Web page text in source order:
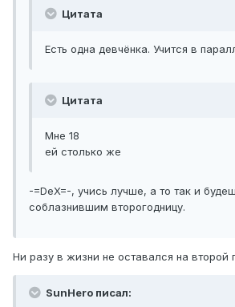
Цитата
Есть одна девчёнка. Учится в
Цитата
Мне 18
ей столько же
-=DeX=-, учись лучше, а то так и
соблазнившим второгодницу.
Ни разу в жизни не оставался на второй
SunHero писал: